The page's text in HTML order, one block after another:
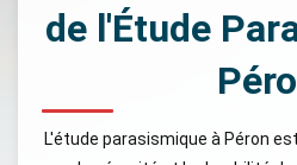
de l'Étude
L'étude parasismique à Péron